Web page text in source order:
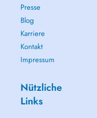
Presse
Blog
Karriere
Kontakt
Impressum
Nützliche
Links